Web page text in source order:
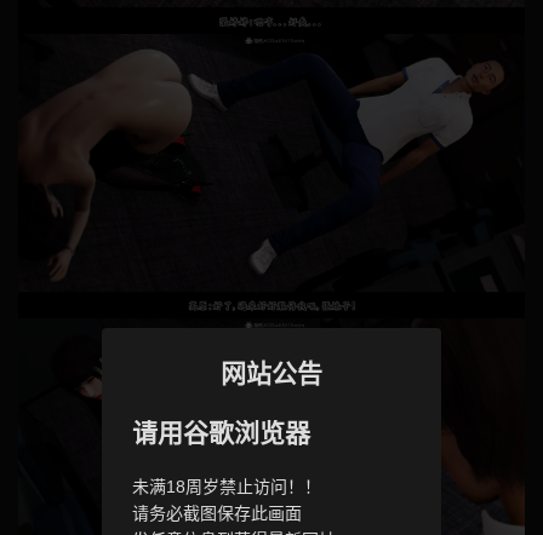
网站公告
请用谷歌浏览器
未满18周岁禁止访问！！
请务必截图保存此画面